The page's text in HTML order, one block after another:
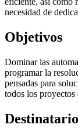
necesidad de
Objetivos
Dominar las
programar la
pensadas para
todos los proyectos